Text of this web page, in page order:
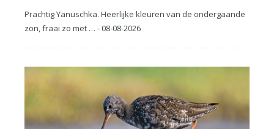
Prachtig Yanuschka. Heerlijke kleuren van de ondergaande
zon, fraai zo met … - 08-08-2026